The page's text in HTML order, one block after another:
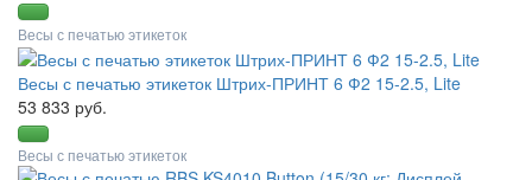
Весы с печатью этикеток
Весы с печатью этикеток Штрих-ПРИНТ 6 Ф2 15-2.5, Lite
53 833 руб.
Весы с печатью этикеток